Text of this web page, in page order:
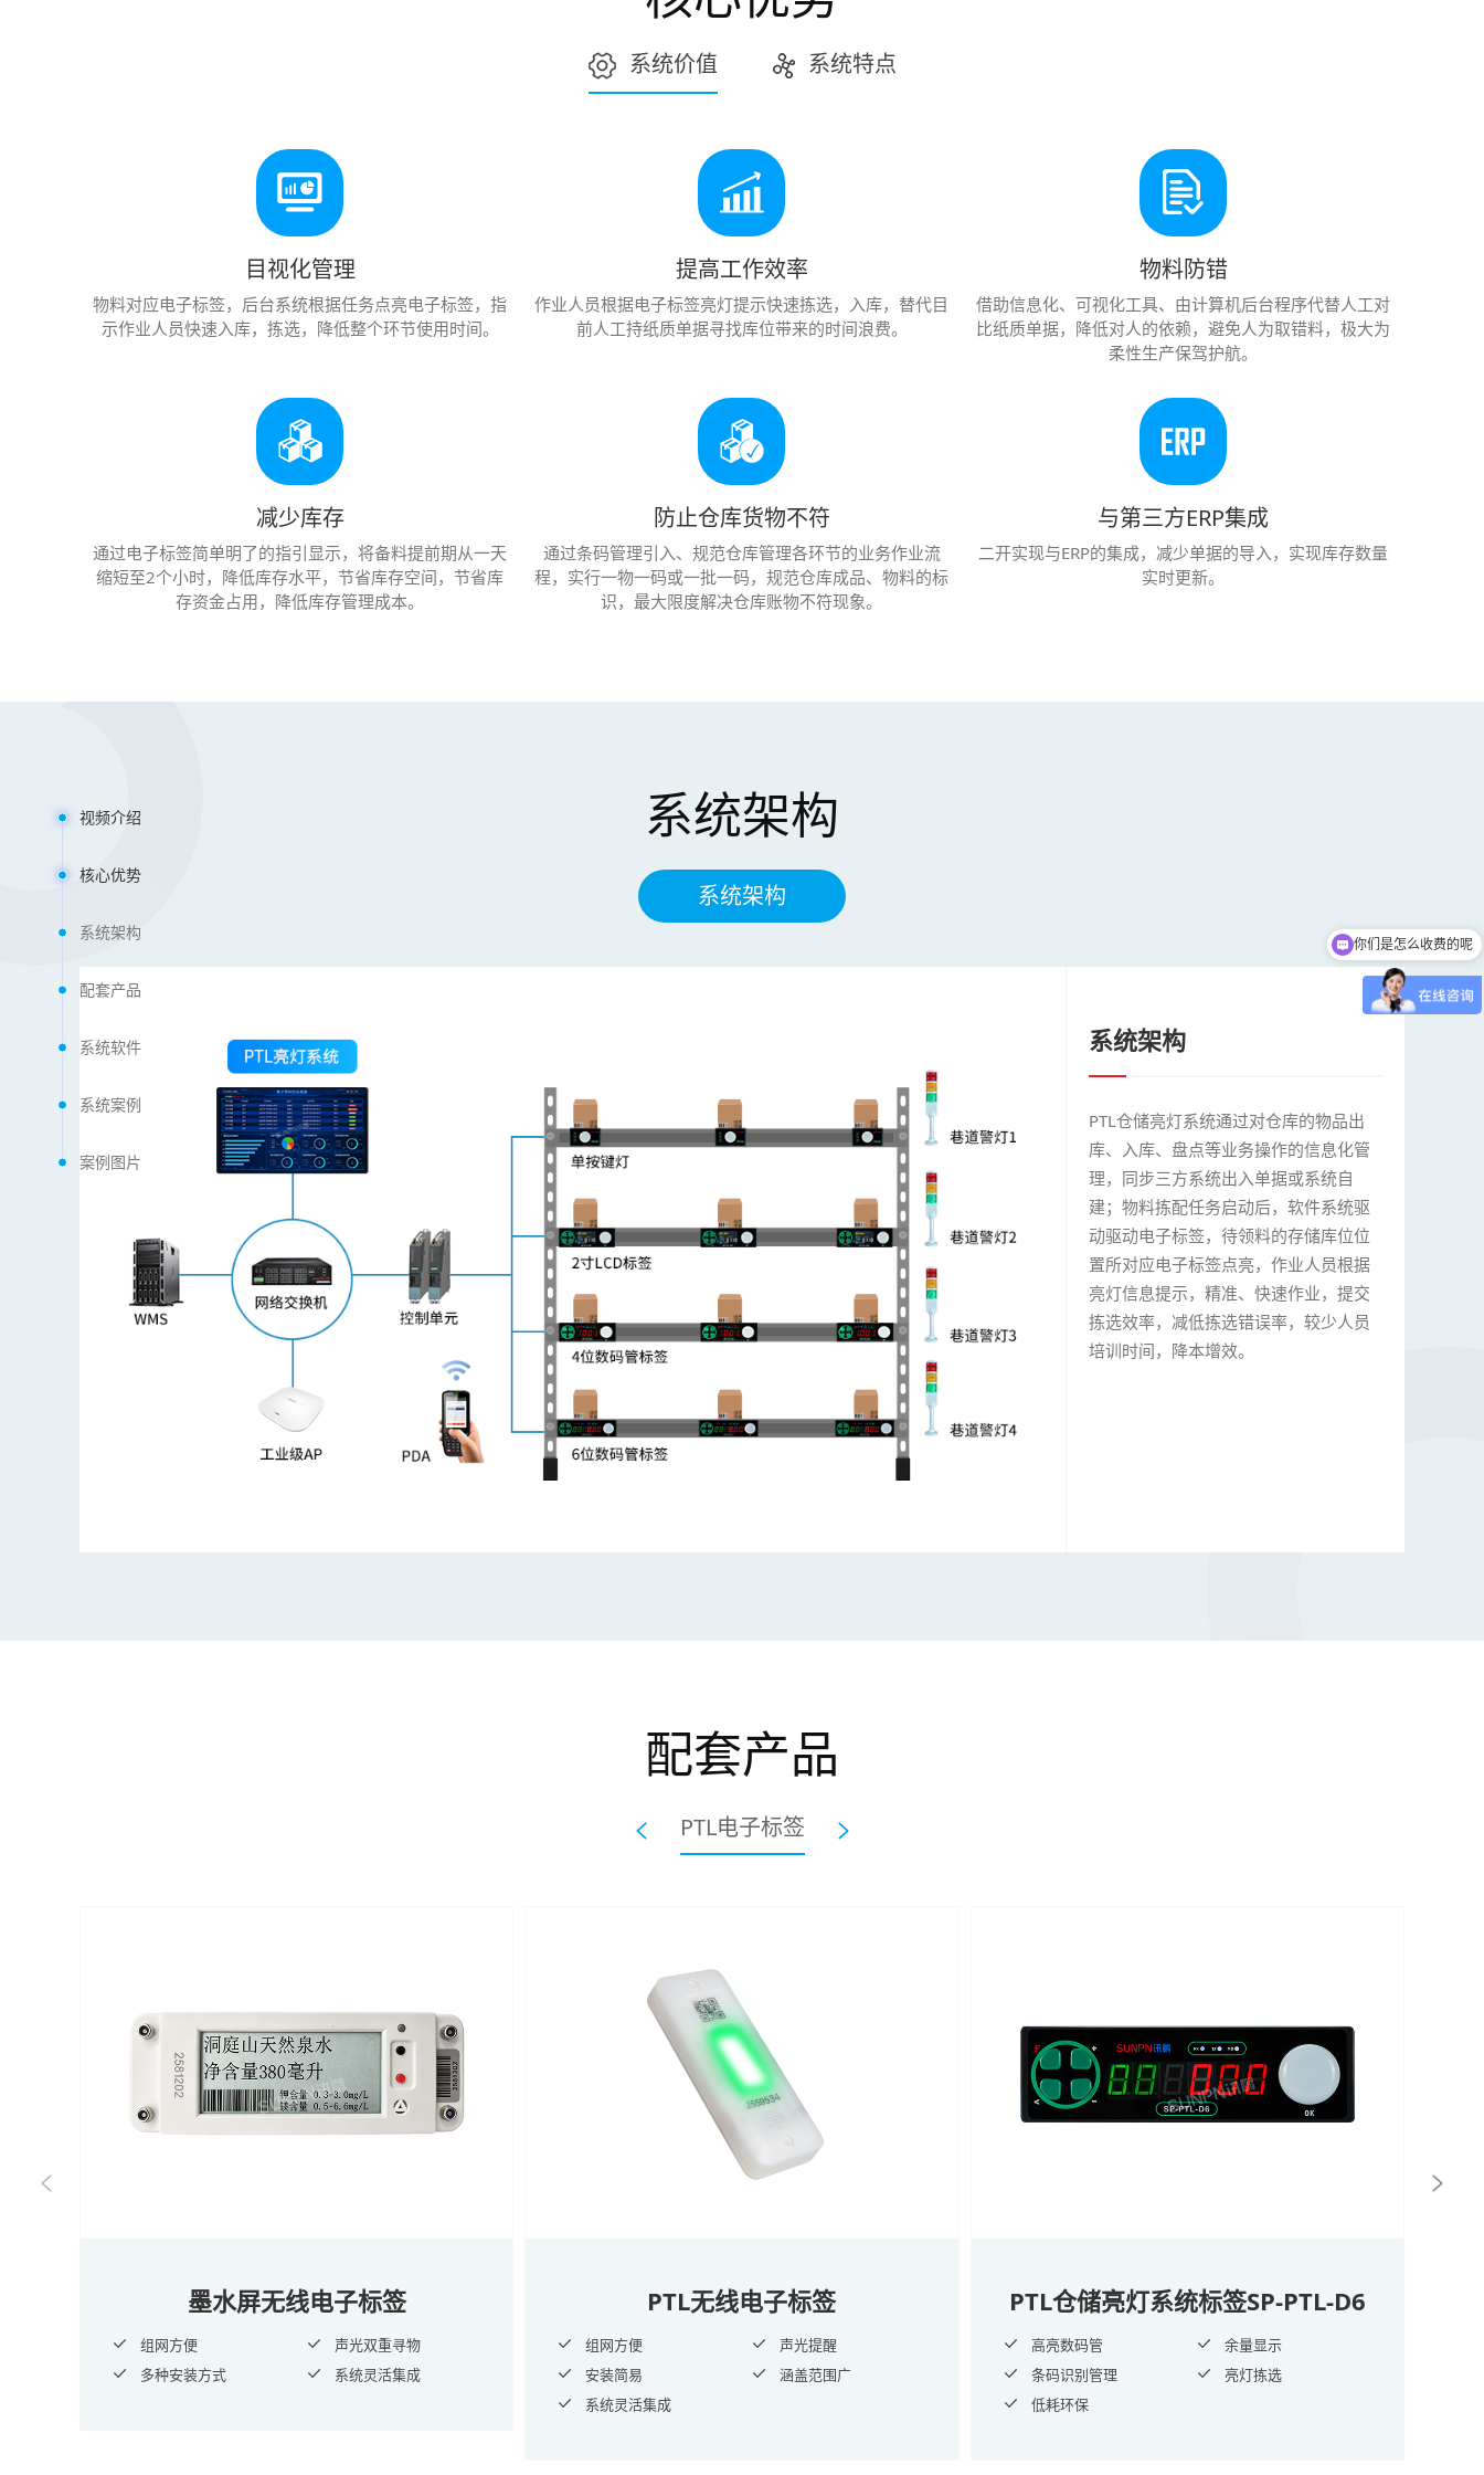
系统价值 系统特点
目视化管理
物料对应电子标签，后台系统根据任务点亮电子标签，指
示作业人员快速入库，拣选，降低整个环节使用时间。
提高工作效率
作业人员根据电子标签亮灯提示快速拣选，入库，替代目
前人工持纸质单据寻找库位带来的时间浪费。
物料防错
借助信息化、可视化工具、由计算机后台程序代替人工对
比纸质单据，降低对人的依赖，避免人为取错料，极大为
柔性生产保驾护航。
减少库存
通过电子标签简单明了的指引显示，将备料提前期从一天
缩短至2个小时，降低库存水平，节省库存空间，节省库
存资金占用，降低库存管理成本。
防止仓库货物不符
通过条码管理引入、规范仓库管理各环节的业务作业流
程，实行一物一码或一批一码，规范仓库成品、物料的标
识，最大限度解决仓库账物不符现象。
与第三方ERP集成
二开实现与ERP的集成，减少单据的导入，实现库存数量
实时更新。
系统架构
系统架构
系统架构
PTL仓储亮灯系统通过对仓库的物品出
库、入库、盘点等业务操作的信息化管
理，同步三方系统出入单据或系统自
建；物料拣配任务启动后，软件系统驱
动驱动电子标签，待领料的存储库位位
置所对应电子标签点亮，作业人员根据
亮灯信息提示，精准、快速作业，提交
拣选效率，减低拣选错误率，较少人员
培训时间，降本增效。
配套产品
PTL电子标签
墨水屏无线电子标签
组网方便
声光双重寻物
多种安装方式
系统灵活集成
PTL无线电子标签
组网方便
声光提醒
安装简易
涵盖范围广
系统灵活集成
PTL仓储亮灯系统标签SP-PTL-D6
高亮数码管
余量显示
条码识别管理
亮灯拣选
低耗环保
视频介绍
核心优势
系统架构
配套产品
系统软件
系统案例
案例图片
现在有优惠活动吗